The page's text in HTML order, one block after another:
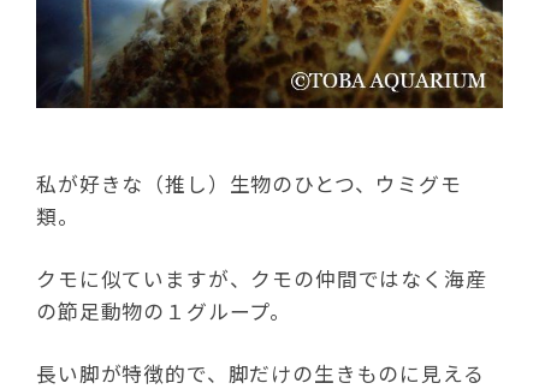
私が好きな（推し）生物のひとつ、ウミグモ
類。
クモに似ていますが、クモの仲間ではなく海産
の節足動物の１グループ。
長い脚が特徴的で、脚だけの生きものに見える